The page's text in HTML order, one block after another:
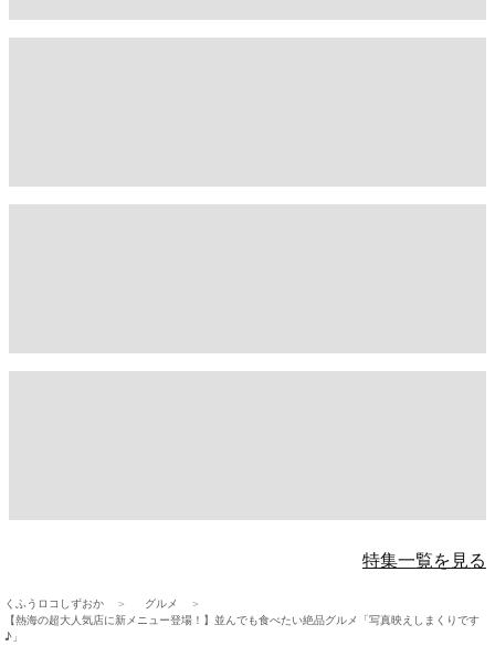
特集一覧を見る
くふうロコしずおか
グルメ
【熱海の超大人気店に新メニュー登場！】並んでも食べたい絶品グルメ「写真映えしまくりです
♪」